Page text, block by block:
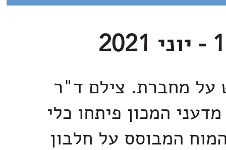
על מחברת. צילם ד"ר
מדעני המכון פיתחו כלי
המבוסס על חלבון